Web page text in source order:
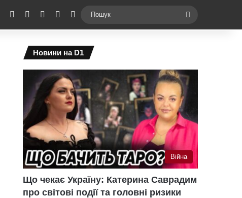
Facebook YouTubeInstagramTelegramSwitch skin
Новини на D1
Війна
Що чекає Україну: Катерина Саврадим
про світові події та головні ризики